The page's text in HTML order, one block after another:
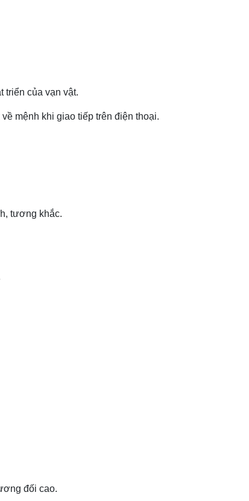
triển của vạn vật.
mệnh khi giao tiếp trên điện thoại.
tương khắc.
đối cao.